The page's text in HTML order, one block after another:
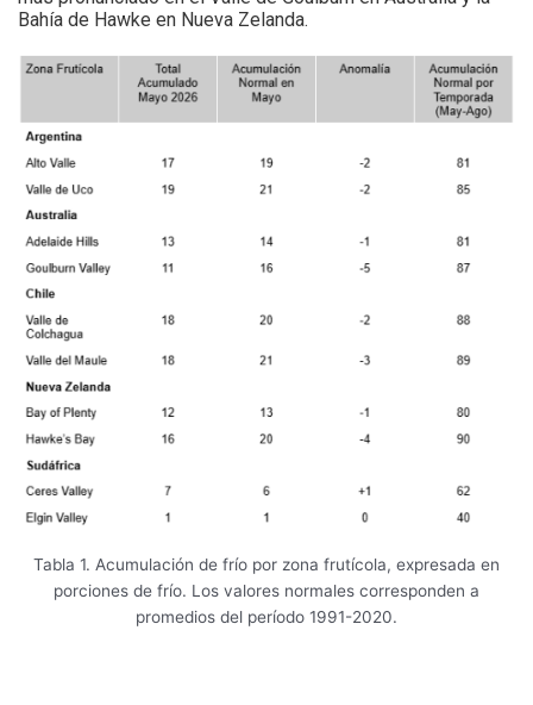
Bahía de Hawke en Nueva Zelanda.
Tabla 1. Acumulación de frío por zona frutícola, expresada en
porciones de frío. Los valores normales corresponden a
promedios del período 1991-2020.